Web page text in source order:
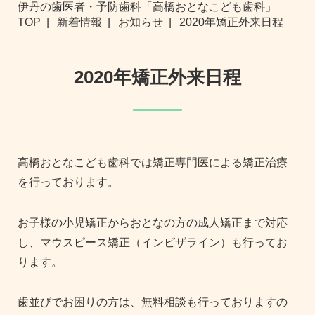
伊丹の歯医者・予防歯科「高橋おとなこども歯科」
TOP
新着情報 お知らせ 2020年矯正外来日程
2020年矯正外来日程
高橋おとなこども歯科では矯正専門医による矯正治療
を行っております。
お子様の小児矯正からおとなの方の成人矯正まで対応
し、マウスピース矯正（インビザライン）も行ってお
ります。
歯並びでお困りの方は、無料相談も行っておりますの